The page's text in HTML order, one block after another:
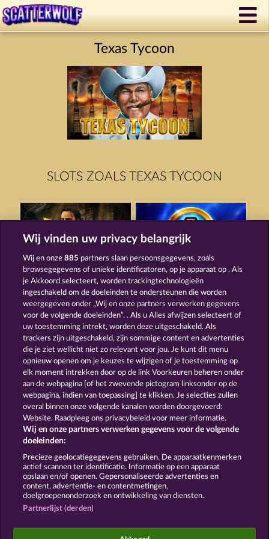
Texas Tycoon
SLOTS ZOALS TEXAS TYCOON
BALTHAZAR BLITZ COINS
FORT BRAVE THE GRIFFIN
Algemene voorwaarden Privacyverklaring
Colofon Bedrijf FAQ Facebook
Terugbetalingsverzoek indienen
Sociale casino games zijn enkel bedoeld voor
Wij vinden uw privacy belangrijk
Wij en onze885 partners slaan persoonsgegevens, zoals
browsegegevens of unieke identificatoren, op je apparaat op . Als
je Akkoord selecteert, worden trackingtechnologieën
ingeschakeld om de doeleinden te ondersteunen die worden
weergegeven onder „Wij en onze partners verwerken gegevens
voor de volgende doeleinden”. . Als u Alles afwijzen selecteert of
uw toestemming intrekt, worden deze uitgeschakeld. Als
trackers zijn uitgeschakeld, zijn sommige content en advertenties
die je ziet wellicht niet zo relevant voor jou. Je kunt dit menu
opnieuw openen om je keuzes te wijzigen of je toestemming op
elk moment intrekken door op de link Voorkeuren beheren onder
aan de webpagina [of het zwevende pictogram linksonder op de
webpagina, indien van toepassing] te klikken. Je selecties zullen
overal binnen onze volgende kanalen worden doorgevoerd:
Website. Raadpleeg ons privacybeleid voor meer informatie.
Wij en onze partners verwerken gegevens voor de volgende
doeleinden:
Precieze geolocatiegegevens gebruiken. De apparaatkenmerken
actief scannen ter identificatie. Informatie op een apparaat
opslaan en/of openen. Gepersonaliseerde advertenties en
content, advertentie- en contentmetingen,
doelgroepenonderzoek en ontwikkeling van diensten.
Partnerlijst (derden)